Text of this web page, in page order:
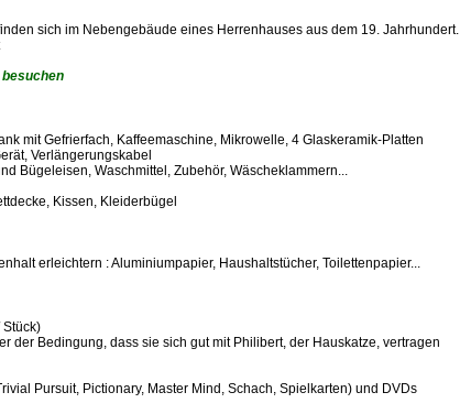
sich im Nebengebäude eines Herrenhauses aus dem 19. Jahrhundert.
besuchen
mit Gefrierfach, Kaffeemaschine, Mikrowelle, 4 Glaskeramik-Platten
Verlängerungskabel
Bügeleisen, Waschmittel, Zubehör, Wäscheklammern...
Kissen, Kleiderbügel
erleichtern : Aluminiumpapier, Haushaltstücher, Toilettenpapier...
der Bedingung, dass sie sich gut mit Philibert, der Hauskatze, vertragen
Pursuit, Pictionary, Master Mind, Schach, Spielkarten) und DVDs